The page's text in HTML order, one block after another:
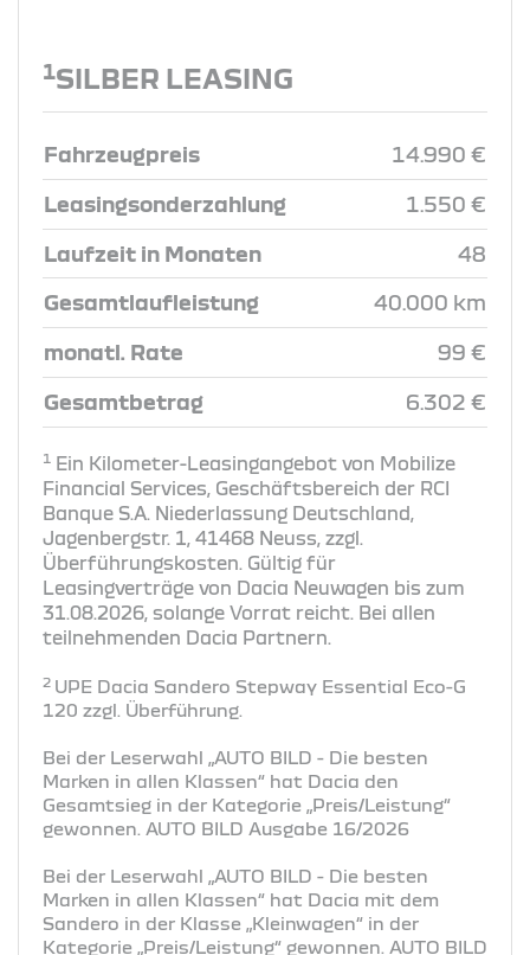
1SILBER LEASING
Fahrzeugpreis 14.990 €
Leasingsonderzahlung 1.550 €
Laufzeit in Monaten 48
Gesamtlaufleistung 40.000 km
monatl. Rate 99 €
Gesamtbetrag 6.302 €
1 Ein Kilometer-Leasingangebot von Mobilize
Financial Services, Geschäftsbereich der RCI
Banque S.A. Niederlassung Deutschland,
Jagenbergstr. 1, 41468 Neuss, zzgl.
Überführungskosten. Gültig für
Leasingverträge von Dacia Neuwagen bis zum
31.08.2026, solange Vorrat reicht. Bei allen
teilnehmenden Dacia Partnern.
2 UPE Dacia Sandero Stepway Essential Eco-G
120 zzgl. Überführung.
Bei der Leserwahl „AUTO BILD - Die besten
Marken in allen Klassen“ hat Dacia den
Gesamtsieg in der Kategorie „Preis/Leistung“
gewonnen. AUTO BILD Ausgabe 16/2026
Bei der Leserwahl „AUTO BILD - Die besten
Marken in allen Klassen“ hat Dacia mit dem
Sandero in der Klasse „Kleinwagen“ in der
Kategorie „Preis/Leistung“ gewonnen. AUTO BILD